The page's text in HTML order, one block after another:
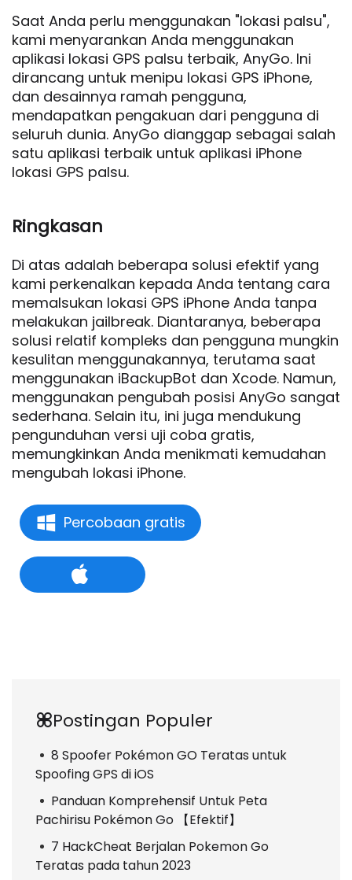
Saat Anda perlu menggunakan "lokasi palsu",
kami menyarankan Anda menggunakan
aplikasi lokasi GPS palsu terbaik, AnyGo. Ini
dirancang untuk menipu lokasi GPS iPhone,
dan desainnya ramah pengguna,
mendapatkan pengakuan dari pengguna di
seluruh dunia. AnyGo dianggap sebagai salah
satu aplikasi terbaik untuk aplikasi iPhone
lokasi GPS palsu.
Ringkasan
Di atas adalah beberapa solusi efektif yang
kami perkenalkan kepada Anda tentang cara
memalsukan lokasi GPS iPhone Anda tanpa
melakukan jailbreak. Diantaranya, beberapa
solusi relatif kompleks dan pengguna mungkin
kesulitan menggunakannya, terutama saat
menggunakan iBackupBot dan Xcode. Namun,
menggunakan pengubah posisi AnyGo sangat
sederhana. Selain itu, ini juga mendukung
pengunduhan versi uji coba gratis,
memungkinkan Anda menikmati kemudahan
mengubah lokasi iPhone.
Percobaan gratis
Postingan Populer
8 Spoofer Pokémon GO Teratas untuk
Spoofing GPS di iOS
Panduan Komprehensif Untuk Peta
Pachirisu Pokémon Go 【Efektif】
7 HackCheat Berjalan Pokemon Go
Teratas pada tahun 2023